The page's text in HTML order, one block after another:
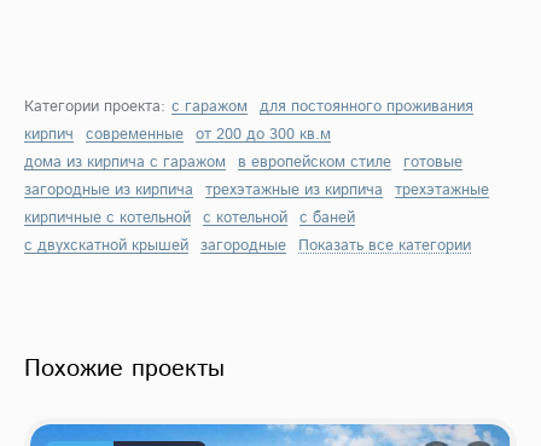
Категории проекта: с гаражом для постоянного проживания
кирпич современные от 200 до 300 кв.м
дома из кирпича с гаражом
в европейском стиле готовые
загородные из кирпича трехэтажные из кирпича трехэтажные
кирпичные с котельной с котельной с баней
с двухскатной крышей загородные Показать все категории
Похожие проекты